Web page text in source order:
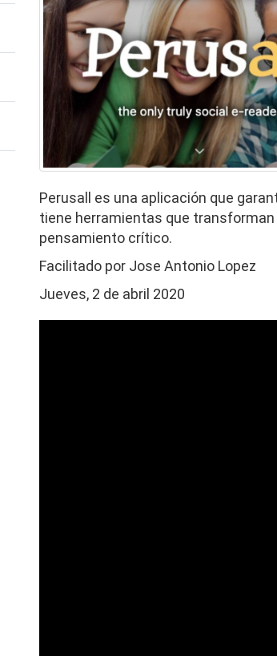
Perusall es una aplicación que
tiene herramientas que
pensamiento crítico.
Facilitado por Jose Antonio Lopez
Jueves, 2 de abril 2020